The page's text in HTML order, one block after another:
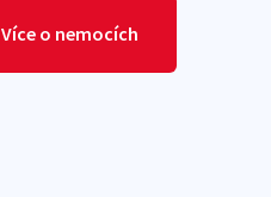
Více o nemocích